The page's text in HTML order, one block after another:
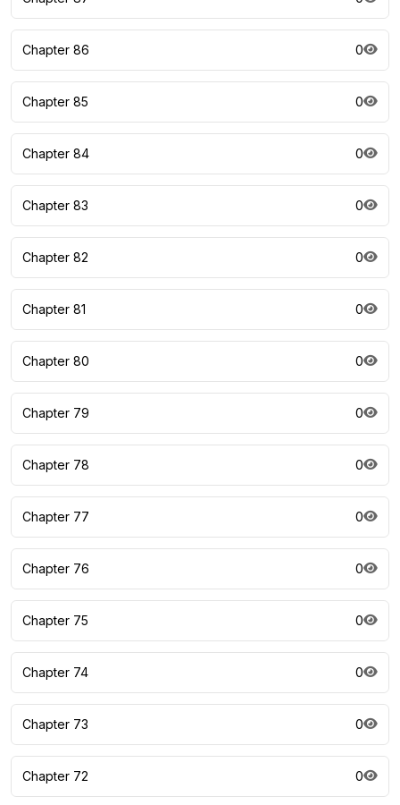
Chapter 86 0
Chapter 85 0
Chapter 84 0
Chapter 83 0
Chapter 82 0
Chapter 81 0
Chapter 80 0
Chapter 79 0
Chapter 78 0
Chapter 77 0
Chapter 76 0
Chapter 75 0
Chapter 74 0
Chapter 73 0
Chapter 72 0